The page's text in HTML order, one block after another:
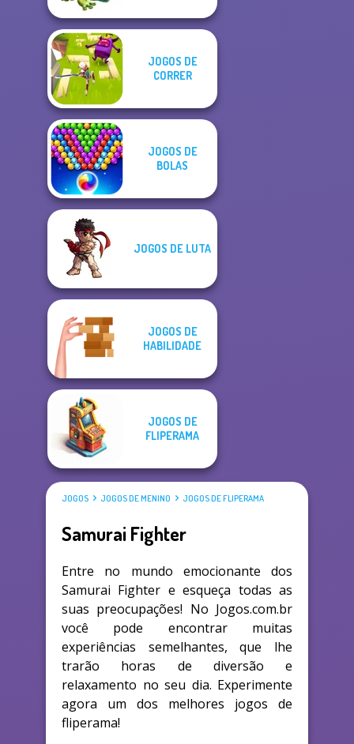
JOGOS DE
CORRER
JOGOS DE
BOLAS
JOGOS DE LUTA
JOGOS DE
HABILIDADE
JOGOS DE
FLIPERAMA
JOGOS JOGOS DE MENINO JOGOS DE FLIPERAMA
Samurai Fighter
Entre no mundo emocionante dos
Samurai Fighter e esqueça todas as
suas preocupações! No Jogos.com.br
você pode encontrar muitas
experiências semelhantes, que lhe
trarão horas de diversão e
relaxamento no seu dia. Experimente
agora um dos melhores jogos de
fliperama!